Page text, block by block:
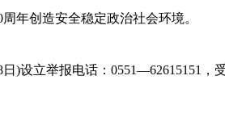
年创造安全稳定政治社会环境。
)设立举报电话：0551—62615151，